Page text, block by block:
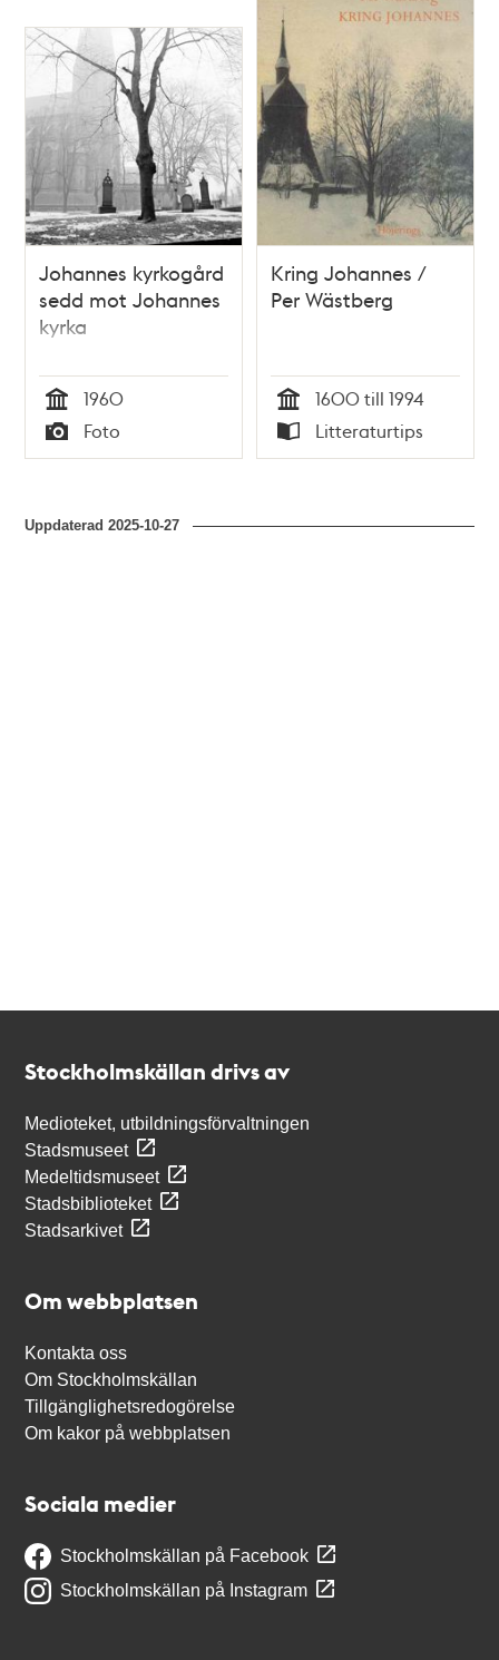
Johannes kyrkogård
sedd mot Johannes
kyrka
Tid
1960
Typ
Foto
Kring Johannes /
Per Wästberg
Tid
1600 till 1994
Typ
Litteraturtips
Uppdaterad2025-10-27
Stockholmskällan drivs av
Medioteket, utbildningsförvaltningen
Stadsmuseet
Medeltidsmuseet
Stadsbiblioteket
Stadsarkivet
Om webbplatsen
Kontakta oss
Om Stockholmskällan
Tillgänglighetsredogörelse
Om kakor på webbplatsen
Sociala medier
Stockholmskällan på Facebook
Stockholmskällan på Instagram